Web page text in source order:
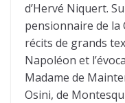
d’Hervé Niquert.
pensionnaire de la
récits de grands
Napoléon et
Madame de
Osini, de